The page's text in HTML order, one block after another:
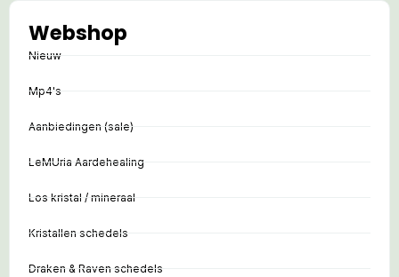
Webshop
Nieuw
Mp4's
Aanbiedingen (sale)
LeMUria Aardehealing
Los kristal / mineraal
Kristallen schedels
Draken & Raven schedels